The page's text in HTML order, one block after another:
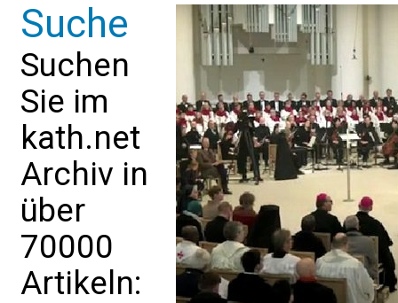
Suche
Suchen
Sie im
kath.net
Archiv in
über
70000
Artikeln: